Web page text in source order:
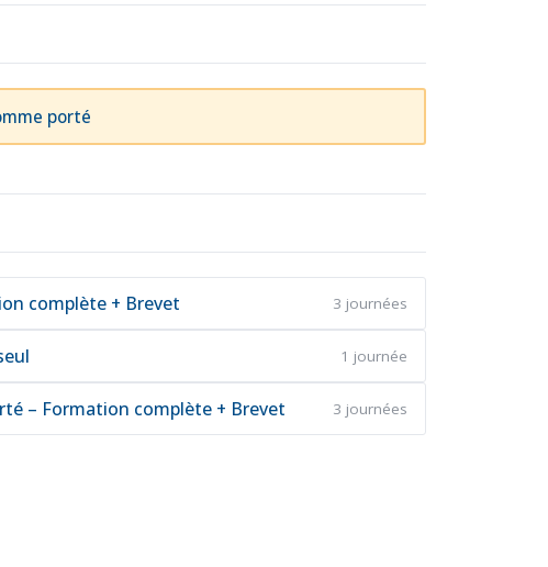
porté
complète + Brevet 3 journées
1 journée
– Formation complète + Brevet 3 journées